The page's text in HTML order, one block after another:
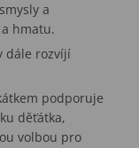
a
hmatu.
dále rozvíjí
podporuje
děťátka,
volbou pro